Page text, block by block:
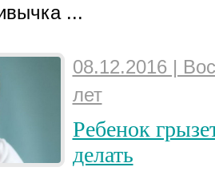
...
08.12.2016 |
лет
Ребенок
делать